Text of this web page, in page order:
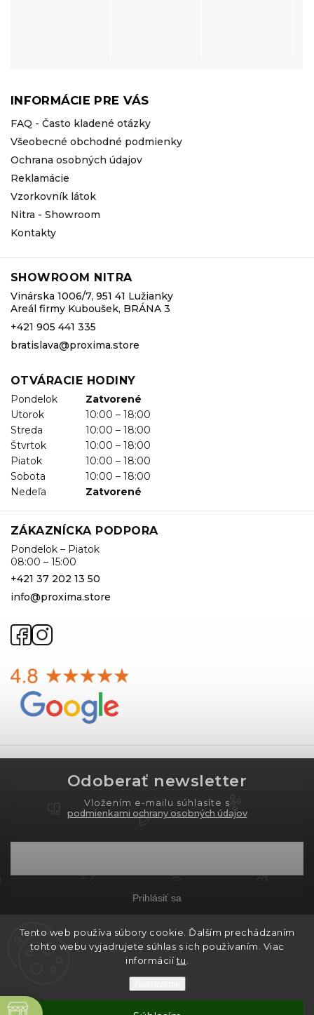
Tento web používa súbory cookie. Ďalším prechádzaním
tohto webu vyjadrujete súhlas s ich používaním. Viac
informáciítu
INFORMÁCIE PRE VÁS
FAQ - Často kladené otázky
Všeobecné obchodné podmienky
Ochrana osobných údajov
Reklamácie
Vzorkovník látok
Nitra - Showroom
Kontakty
SHOWROOM NITRA
Vinárska 1006/7, 951 41 Lužianky
Areál firmy Kuboušek, BRÁNA 3
+421 905 441 335
bratislava@proxima.store
OTVÁRACIE HODINY
Pondelok
Zatvorené
Utorok
10:00 – 18:00
Streda
10:00 – 18:00
Štvrtok
10:00 – 18:00
Piatok
10:00 – 18:00
Sobota
10:00 – 18:00
Nedeľa
Zatvorené
ZÁKAZNÍCKA PODPORA
Pondelok – Piatok
08:00 – 15:00
+421 37 202 13 50
info@proxima.store
Odoberať newsletter
Vložením e-mailu súhlasíte s
podmienkami ochrany osobných údajov
Prihlásiť sa
Copyright 2026PROXIMA.store
Grafický návrh vytvořil a nakódoval